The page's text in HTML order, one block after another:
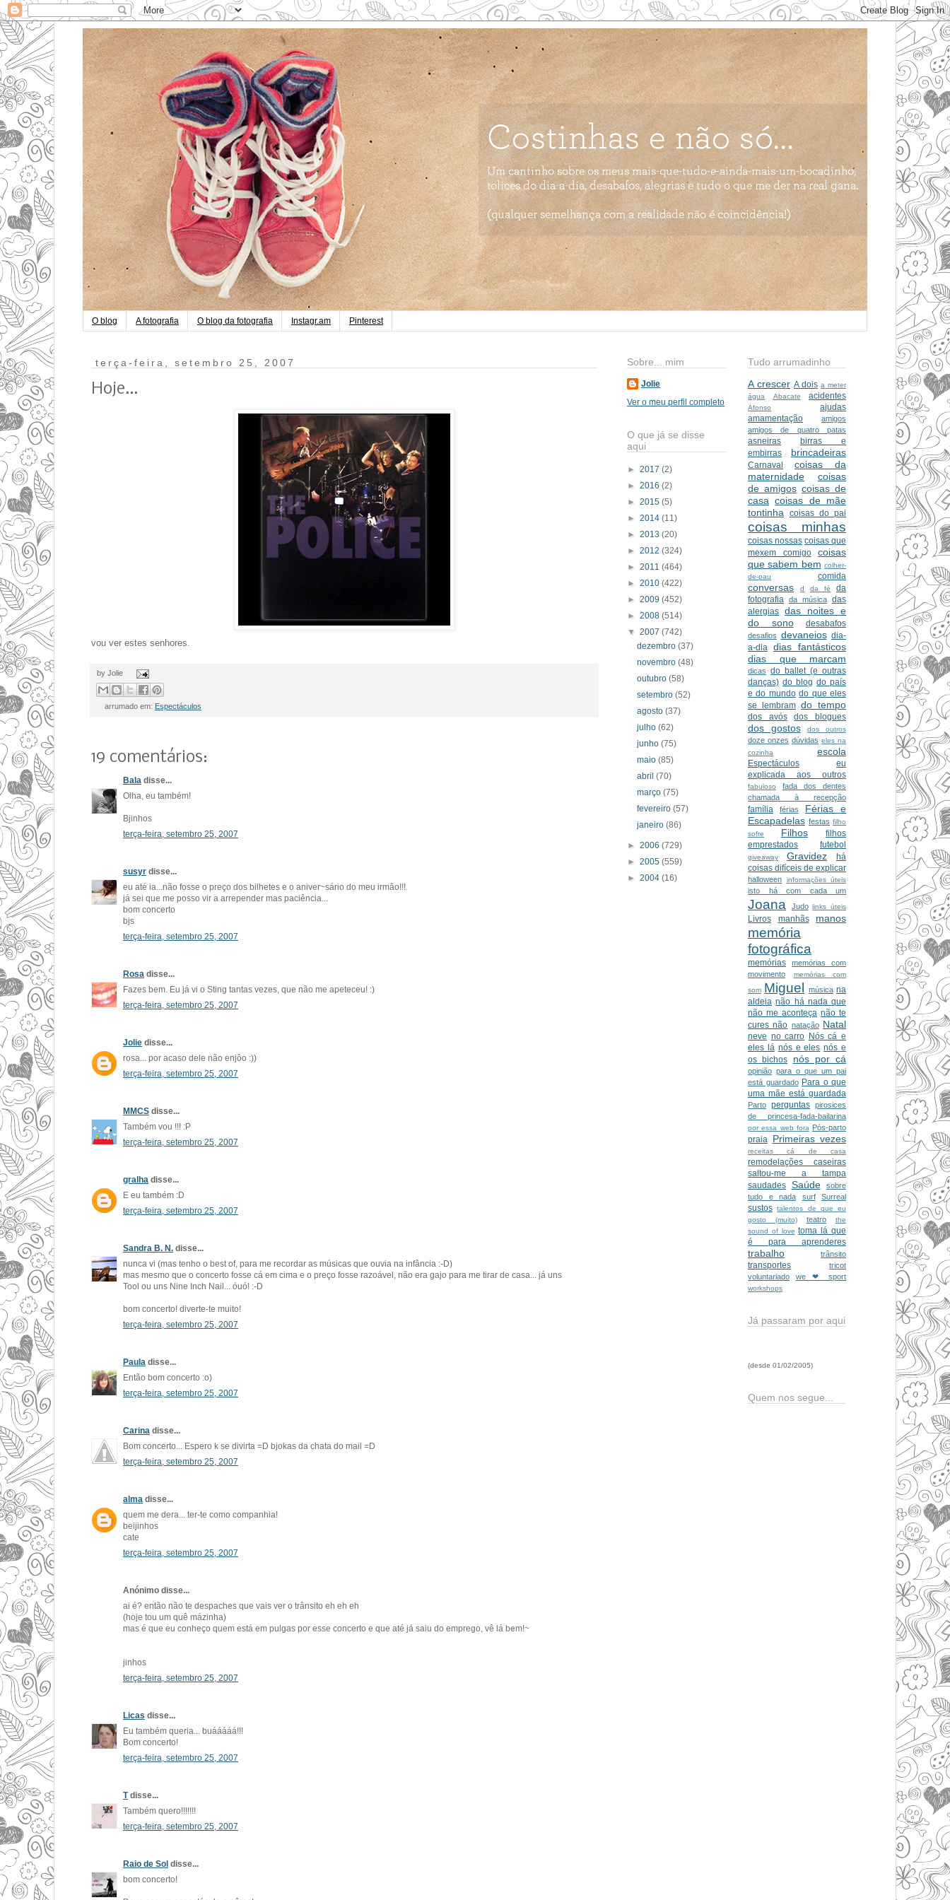
O blog A fotografia O blog da fotografia Instagr.am Pinterest
terça-feira, setembro 25, 2007
Hoje...
vou ver estes senhores.
by Jolie
arrumado em: Espectáculos
19 comentários:
Bala disse...
Olha, eu também!
Bjinhos
terça-feira, setembro 25, 2007
susyr disse...
eu até ia...não fosse o preço dos bilhetes e o aniver~sário do meu irmão!!!
já sei que me posso vir a arrepender mas paciência...
bom concerto
bjs
terça-feira, setembro 25, 2007
Rosa disse...
Fazes bem. Eu já vi o Sting tantas vezes, que não me apeteceu! :)
terça-feira, setembro 25, 2007
Jolie disse...
rosa... por acaso dele não enjôo :))
terça-feira, setembro 25, 2007
MMCS disse...
Também vou !!! :P
terça-feira, setembro 25, 2007
gralha disse...
E eu também :D
terça-feira, setembro 25, 2007
Sandra B. N. disse...
nunca vi (mas tenho o best of, para me recordar as músicas que ouvia na infância :-D)
mas mesmo que o concerto fosse cá em cima e o preço fosse razoável, não era gajo para me tirar de casa... já uns
Tool ou uns Nine Inch Nail... óuó! :-D
bom concerto! diverte-te muito!
terça-feira, setembro 25, 2007
Paula disse...
Então bom concerto :o)
terça-feira, setembro 25, 2007
Carina disse...
Bom concerto... Espero k se divirta =D bjokas da chata do mail =D
terça-feira, setembro 25, 2007
alma disse...
quem me dera... ter-te como companhia!
beijinhos
cate
terça-feira, setembro 25, 2007
Anónimo disse...
ai é? então não te despaches que vais ver o trânsito eh eh eh
(hoje tou um quê mázinha)
mas é que eu conheço quem está em pulgas por esse concerto e que até já saiu do emprego, vê lá bem!~
jinhos
terça-feira, setembro 25, 2007
Licas disse...
Eu também queria... buááááá!!!
Bom concerto!
terça-feira, setembro 25, 2007
Tdisse...
Também quero!!!!!!!
terça-feira, setembro 25, 2007
Raio de Sol disse...
bom concerto!
Sobre... mim
Jolie
Ver o meu perfil completo
O que já se disse
aqui
► 2017 (2)
► 2016 (2)
► 2015 (5)
► 2014 (11)
► 2013 (20)
► 2012 (324)
► 2011 (464)
► 2010 (422)
► 2009 (452)
► 2008 (514)
▼ 2007 (742)
dezembro(37)
novembro(48)
outubro(58)
setembro(52)
agosto(37)
julho(62)
junho(75)
maio(85)
abril(70)
março(75)
fevereiro(57)
janeiro(86)
► 2006 (729)
► 2005 (559)
► 2004 (16)
Tudo arrumadinho
A crescer A dois a meter
água
Abacate acidentes
Afonso
ajudas
amamentação
amigos
amigos de quatro patas
asneiras
birras e
embirras
brincadeiras
Carnaval
coisas da
maternidade
coisas
de amigos coisas de
casa coisas de mãe
tontinha coisas do pai
coisas minhas
coisas nossas coisas que
mexem comigo
coisas
que sabem bem colher-
de-pau
comida
conversas d da fé
da
fotografia da música das
alergias das noites e
do sono
desabafos
desafios devaneios dia-
a-dia dias fantásticos
dias que marcam
dicas do ballet (e outras
danças) do blog do país
e do mundo do que eles
se lembram do tempo
dos avós dos blogues
dos gostos dos outros
doze onzes dúvidas eles na
cozinha
escola
Espectáculos
eu
explicada aos outros
fabuloso
fada dos dentes
chamada à recepção
família férias
Férias e
Escapadelas festas filho
sofre
Filhos
filhos
emprestados
futebol
giveaway Gravidez
há
coisas difíceis de explicar
halloween informações úteis
isto há com cada um
Joana Judo links úteis
Livros manhãs manos
memória
fotográfica
memórias
memórias com
movimento
memórias com
som Miguel música na
aldeia não há nada que
não me aconteça não te
cures não natação Natal
neve no carro Nós cá e
eles lá nós e eles nós e
os bichos
nós por cá
opinião para o que um pai
está guardado Para o que
uma mãe está guardada
Parto perguntas pirosices
de princesa-fada-bailarina
por essa web fora Pós-parto
praia Primeiras vezes
receitas cá de casa
remodelações caseiras
saltou-me a tampa
saudades Saúde
sobre
tudo e nada
surf Surreal
sustos talentos de que eu
gosto (muito)
teatro
the
sound of love toma lá que
é para aprenderes
trabalho trânsito
transportes
tricot
voluntariado
we ❤ sport
workshops
Já passaram por aqui
(desde 01/02/2005)
Quem nos segue...